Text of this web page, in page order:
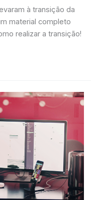
à transição da
material completo
realizar a transição!